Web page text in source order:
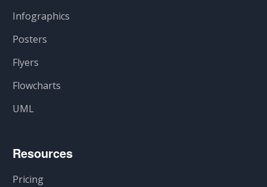
Infographics
Posters
Flyers
Flowcharts
UML
Resources
Pricing